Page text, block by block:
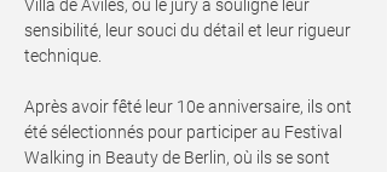
Villa de Avilés, où le jury a souligné leur
sensibilité, leur souci du détail et leur rigueur
technique.
Après avoir fêté leur 10e anniversaire, ils ont
été sélectionnés pour participer au Festival
Walking in Beauty de Berlin, où ils se sont